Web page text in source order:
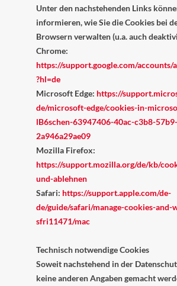
Unter den nachstehenden Links
informieren, wie Sie die Cookies bei
Browsern verwalten (u.a. auch
Chrome:
https://support.google.com/accounts/
?hl=de
Microsoft Edge: https://
de/microsoft-edge/cookies-in-
lB6schen-63947406-40ac-c3b8-57b9-
2a946a29ae09
Mozilla Firefox:
https://support.mozilla.org/de/kb/
und-ablehnen
Safari: https://support.apple.com/de-
de/guide/safari/manage-cookies-and-
sfri11471/mac
Technisch notwendige Cookies
Soweit nachstehend in der
keine anderen Angaben gemacht